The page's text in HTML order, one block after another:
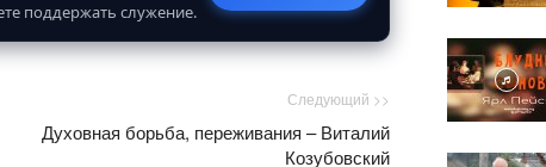
поддержать служение.
Следующий >>
Духовная борьба, переживания – Виталий
Козубовский